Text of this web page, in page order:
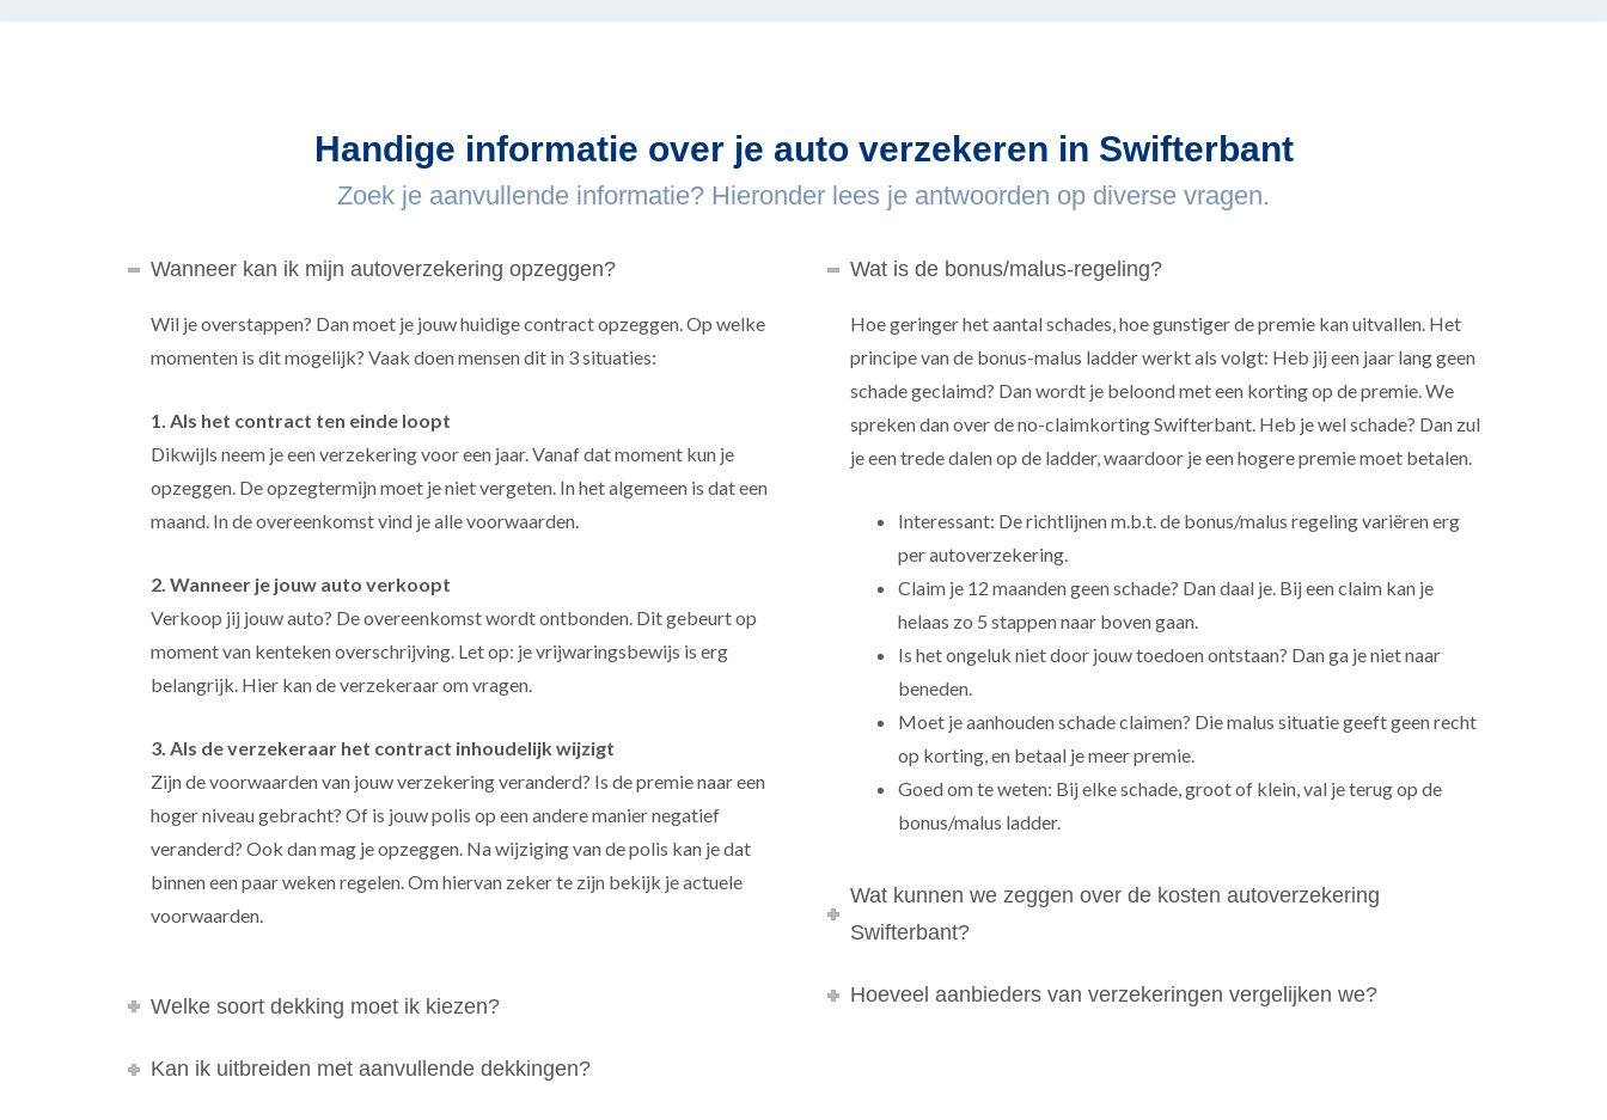
Handige informatie over je auto verzekeren in Swifterbant
Zoek je aanvullende informatie? Hieronder lees je antwoorden op diverse vragen.
Wanneer kan ik mijn autoverzekering opzeggen?
Wil je overstappen? Dan moet je jouw huidige contract opzeggen. Op welke
momenten is dit mogelijk? Vaak doen mensen dit in 3 situaties:
1. Als het contract ten einde loopt
Dikwijls neem je een verzekering voor een jaar. Vanaf dat moment kun je
opzeggen. De opzegtermijn moet je niet vergeten. In het algemeen is dat een
maand. In de overeenkomst vind je alle voorwaarden.
2. Wanneer je jouw auto verkoopt
Verkoop jij jouw auto? De overeenkomst wordt ontbonden. Dit gebeurt op
moment van kenteken overschrijving. Let op: je vrijwaringsbewijs is erg
belangrijk. Hier kan de verzekeraar om vragen.
3. Als de verzekeraar het contract inhoudelijk wijzigt
Zijn de voorwaarden van jouw verzekering veranderd? Is de premie naar een
hoger niveau gebracht? Of is jouw polis op een andere manier negatief
veranderd? Ook dan mag je opzeggen. Na wijziging van de polis kan je dat
binnen een paar weken regelen. Om hiervan zeker te zijn bekijk je actuele
voorwaarden.
Welke soort dekking moet ik kiezen?
Kan ik uitbreiden met aanvullende dekkingen?
Wat is de bonus/malus-regeling?
Hoe geringer het aantal schades, hoe gunstiger de premie kan uitvallen. Het
principe van de bonus-malus ladder werkt als volgt: Heb jij een jaar lang geen
schade geclaimd? Dan wordt je beloond met een korting op de premie. We
spreken dan over de no-claimkorting Swifterbant. Heb je wel schade? Dan zul
je een trede dalen op de ladder, waardoor je een hogere premie moet betalen.
Interessant: De richtlijnen m.b.t. de bonus/malus regeling variëren erg
per autoverzekering.
Claim je 12 maanden geen schade? Dan daal je. Bij een claim kan je
helaas zo 5 stappen naar boven gaan.
Is het ongeluk niet door jouw toedoen ontstaan? Dan ga je niet naar
beneden.
Moet je aanhouden schade claimen? Die malus situatie geeft geen recht
op korting, en betaal je meer premie.
Goed om te weten: Bij elke schade, groot of klein, val je terug op de
bonus/malus ladder.
Wat kunnen we zeggen over de kosten autoverzekering
Swifterbant?
Hoeveel aanbieders van verzekeringen vergelijken we?